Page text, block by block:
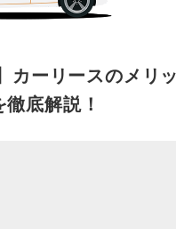
カーリースのメリ
徹底解説！